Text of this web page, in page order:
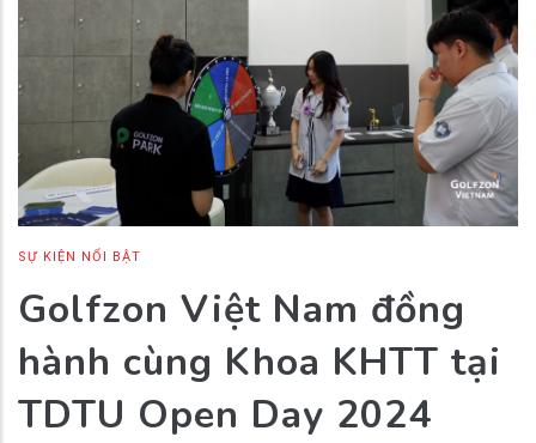
SỰ KIỆN NỔI BẬT
Golfzon Việt Nam đồng
hành cùng Khoa KHTT tại
TDTU Open Day 2024